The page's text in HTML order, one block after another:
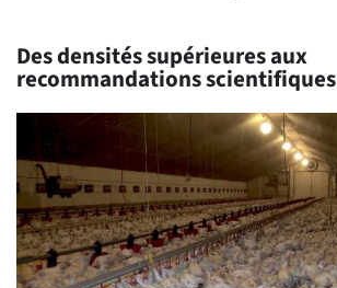
Des densités supérieures aux
recommandations scientifiques